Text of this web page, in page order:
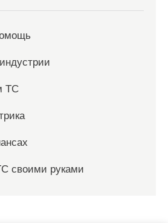
ТС
своими руками